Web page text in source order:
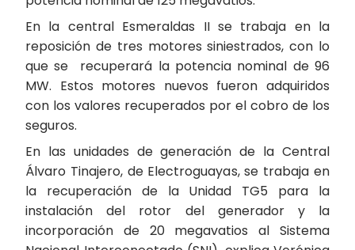
En la central Esmeraldas II se trabaja en la
reposición de tres motores siniestrados, con lo
que se recuperará la potencia nominal de 96
MW. Estos motores nuevos fueron adquiridos
con los valores recuperados por el cobro de los
seguros.
En las unidades de generación de la Central
Álvaro Tinajero, de Electroguayas, se trabaja en
la recuperación de la Unidad TG5 para la
instalación del rotor del generador y la
incorporación de 20 megavatios al Sistema